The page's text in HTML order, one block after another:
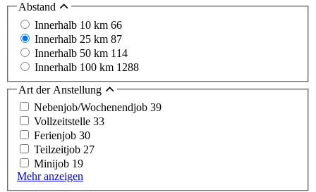
Abstand
Innerhalb 10 km 66
Innerhalb 25 km 87
Innerhalb 50 km 114
Innerhalb 100 km 1288
Art der Anstellung
Nebenjob/Wochenendjob 39
Vollzeitstelle 33
Ferienjob 30
Teilzeitjob 27
Minijob 19
Mehr anzeigen